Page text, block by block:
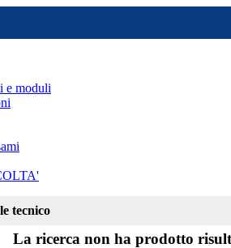
e moduli
tecnico
La ricerca non ha prodotto